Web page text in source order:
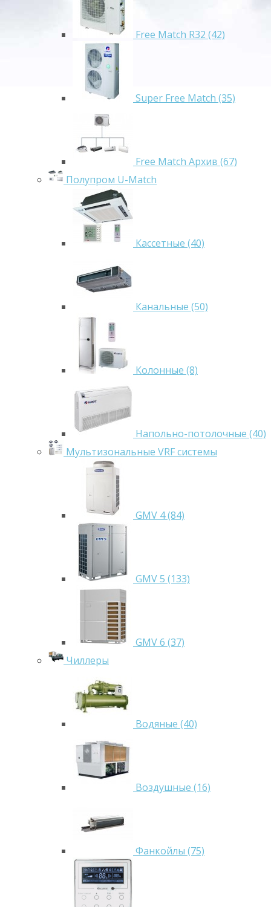
Free Match R32 (42)
Super Free Match (35)
Free Match Архив (67)
Полупром U-Match
Кассетные (40)
Канальные (50)
Колонные (8)
Напольно-потолочные (40)
Мультизональные VRF системы
GMV 4 (84)
GMV 5 (133)
GMV 6 (37)
Чиллеры
Водяные (40)
Воздушные (16)
Фанкойлы (75)